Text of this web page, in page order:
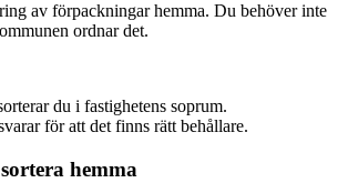
av förpackningar hemma. Du behöver inte
ordnar det.
du i fastighetens soprum.
för att det finns rätt behållare.
hemma